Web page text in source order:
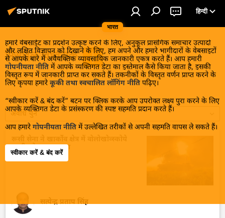
भारत
हिन्दी
हमारे वेबसाईट का प्रदर्शन उत्कृष्ट करने के लिए, अनुकूल प्रासंगिक समाचार उत्पादों
और लक्षित विज्ञापन को दिखाने के लिए, हम अपने और हमारे भागीदारों के वेबसाइटों
से आपके बारे में अवैयक्तिक व्यावसायिक जानकारी एकत्र करते हैं। आप हमारी
गोपनीयता नीति में आपके व्यक्तिगत डेटा का इस्तेमाल कैसे किया जाता है, इसकी
विस्तृत रूप में जानकारी प्राप्त कर सकते हैं। तकनीकों के विस्तृत वर्णन प्राप्त करने के
लिए कृपया हमारे कूकी तथा स्वचालित लॉगिंग नीति पढ़िए।
“स्वीकार करें & बंद करें” बटन पर क्लिक करके आप उपरोक्त लक्ष्य पुरा करने के लिए
आपके व्यक्तिगत डेटा के प्रसंस्करण की स्पष्ट सहमति प्रदान करते हैं।
आप हमारे गोपनीयता नीति में उल्लेखित तरीकों से अपनी सहमति वापस ले सकते हैं।
स्वीकार करें & बंद करें
मिसाइल विध्वंसक
अवधि चुनें
बस्ती को मुक्त कराया
सत्येन्द्र प्रताप सिंह